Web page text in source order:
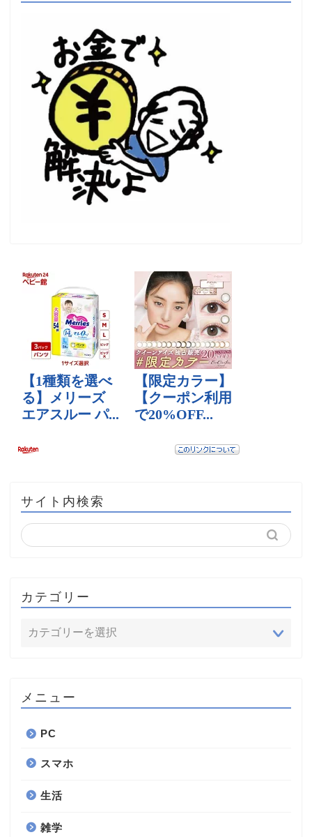
サイト内検索
カテゴリー
メニュー
PC
スマホ
生活
雑学